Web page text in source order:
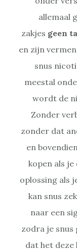
allemaal
zakjes geen
en zijn
snus
meestal
wordt de
Zonder
zonder dat
en
kopen als
oplossing als
kan snus
naar een
zodra je snus
dat het deze